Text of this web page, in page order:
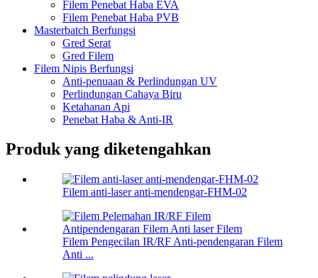
Filem Penebat Haba EVA
Filem Penebat Haba PVB
Masterbatch Berfungsi
Gred Serat
Gred Filem
Filem Nipis Berfungsi
Anti-penuaan & Perlindungan UV
Perlindungan Cahaya Biru
Ketahanan Api
Penebat Haba & Anti-IR
Produk yang diketengahkan
Filem anti-laser anti-mendengar-FHM-02
Filem Pengecilan IR/RF Anti-pendengaran Filem
Anti ...